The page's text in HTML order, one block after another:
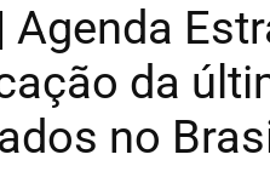
Agenda
da
no